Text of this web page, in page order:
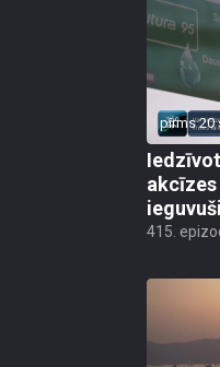
pirms 20
415.